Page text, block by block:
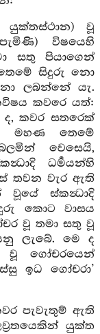
වූ
විෂයෙහි
සතු පියාගෙන්
තෙමේ සිදුරු නො
ලබන්නේ යැ.
කවරෙ යත්:
කවර සතරෙක්
මහණ තෙමේ
වෙසෙයි,
ධර්‍මයන්හි
තවන වැර ඇති
වූයේ ස්කන්‍ධාදි
කොට වාසය
වූ තමා සතු වූ
ලැබේ. මෙ ද
වූ ගෝචරයෙන්
ඉධ ගෝචරා’
පැවැතුම් ඇති
යුක්ත